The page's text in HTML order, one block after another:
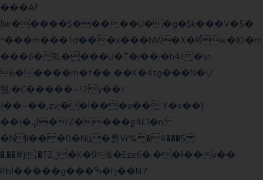
���A?
Iۭѡr�����$�����U��g�$k���V�5�
^���m���ߙd���x���hM�X�Rw�IO�m
���6�RL����U�T�j��;�h4:l�\n
6�����m�f�� ��K�4tg���N�\/
뷆;�C�����~?2y��t
{��~��,zvj��l���a�� Y�x��}
��{�ڮ�'Z����ջ4E1�n'
�Nll���0�Ng�륽Vr% �4���5
�.��#}.�TZݩ�K�9&�Eze6�.��ŀ��v��
PЫ�����g���ߒ�Fj��N.?